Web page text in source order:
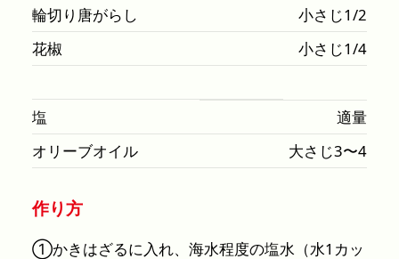
輪切り唐がらし
小さじ1/2
花椒
小さじ1/4
塩
適量
オリーブオイル
大さじ3〜4
作り方
①かきはざるに入れ、海水程度の塩水（水1カッ